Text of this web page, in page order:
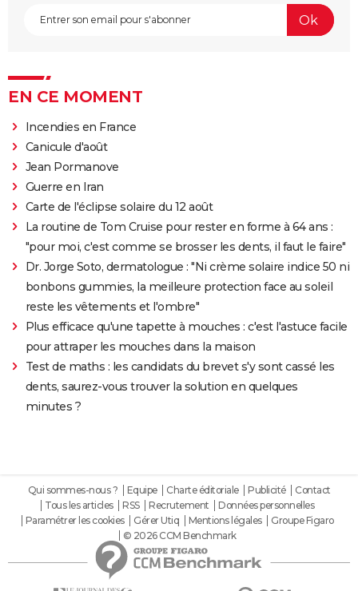
EN CE MOMENT
Incendies en France
Canicule d'août
Jean Pormanove
Guerre en Iran
Carte de l'éclipse solaire du 12 août
La routine de Tom Cruise pour rester en forme à 64 ans :
"pour moi, c'est comme se brosser les dents, il faut le faire"
Dr. Jorge Soto, dermatologue : "Ni crème solaire indice 50 ni
bonbons gummies, la meilleure protection face au soleil
reste les vêtements et l'ombre"
Plus efficace qu'une tapette à mouches : c'est l'astuce facile
pour attraper les mouches dans la maison
Test de maths : les candidats du brevet s'y sont cassé les
dents, saurez-vous trouver la solution en quelques
minutes ?
Qui sommes-nous ? Equipe Charte éditoriale Publicité
Contact
Tous les articles
RSS Recrutement
Données personnelles
Paramétrer les cookies
Gérer Utiq Mentions légales
Groupe Figaro
© 2026 CCM Benchmark